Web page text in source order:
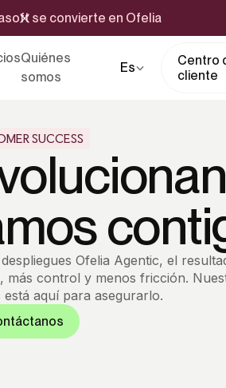
se convierte en Ofelia
Quiénes
somos
Es
Centro
cliente
SUCCESS
Ofelia Agentic, el
más control y menos fricción.
aquí para asegurarlo.